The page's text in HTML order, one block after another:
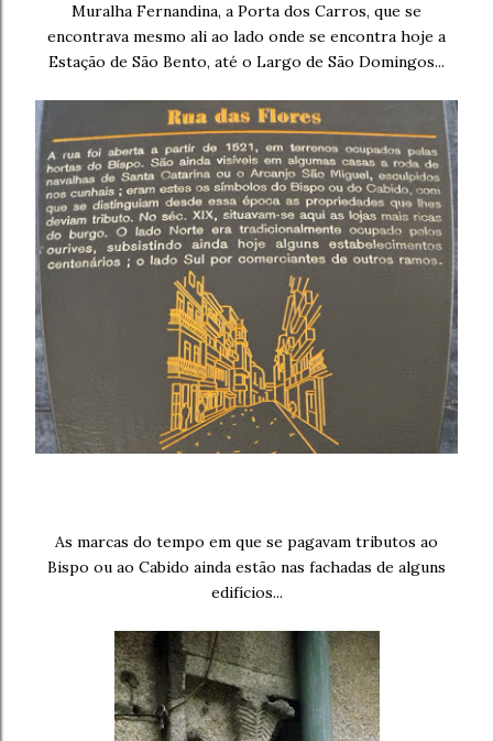
Muralha Fernandina, a Porta dos Carros, que se
encontrava mesmo ali ao lado onde se encontra hoje a
Estação de São Bento, até o Largo de São Domingos...
As marcas do tempo em que se pagavam tributos ao
Bispo ou ao Cabido ainda estão nas fachadas de alguns
edifícios...